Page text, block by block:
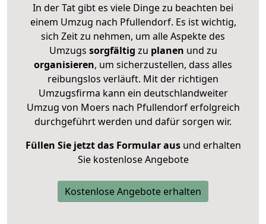
In der Tat gibt es viele Dinge zu beachten bei
einem Umzug nach Pfullendorf. Es ist wichtig,
sich Zeit zu nehmen, um alle Aspekte des
Umzugs sorgfältig zu planen und zu
organisieren, um sicherzustellen, dass alles
reibungslos verläuft. Mit der richtigen
Umzugsfirma kann ein deutschlandweiter
Umzug von Moers nach Pfullendorf erfolgreich
durchgeführt werden und dafür sorgen wir.
Füllen Sie jetzt das Formular ausund erhalten
Sie kostenlose Angebote
Kostenlose Angebote erhalten